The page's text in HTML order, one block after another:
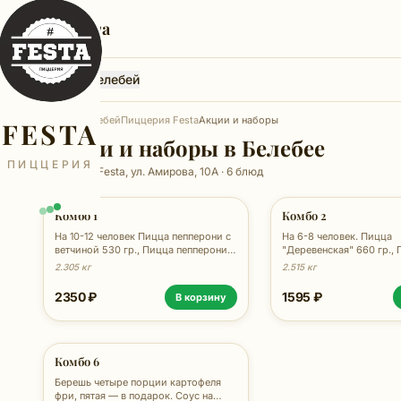
FESTA
ПИЦЦЕРИЯ
Феста
Феста, Белебей
БелебейПиццерия FestaАкции и наборы
Акции и наборы в Белебее
Пиццерия Festa, ул. Амирова, 10А · 6 блюд
Комбо 1
На 10-12 человек Пицца пепперони с
ветчиной 530 гр., Пицца пепперони с
беконом 530 гр., Пицца
фри большой 480/30/25/25/25 - 2
порции
2.305 кг
2350 ₽ В корзину
Комбо 2
На 6-8 человек. Пицца
"Деревенская" 660 гр.,
"Карнивара" 470 гр.,
на выбор: BBQ, кисло-
сырный, Сок "Добрый"
ассортименте 1 л.
2.515 кг
1595 ₽
Комбо 6
Берешь четыре порции картофеля
фри, пятая — в подарок. Соус на